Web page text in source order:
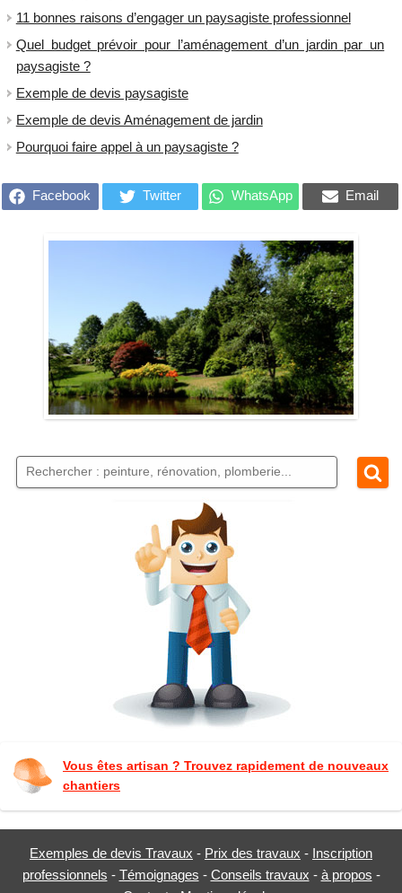
11 bonnes raisons d’engager un paysagiste professionnel
Quel budget prévoir pour l’aménagement d’un jardin par un
paysagiste ?
Exemple de devis paysagiste
Exemple de devis Aménagement de jardin
Pourquoi faire appel à un paysagiste ?
Facebook Twitter WhatsApp Email
Vous êtes artisan ? Trouvez rapidement de nouveaux
chantiers
Exemples de devis Travaux - Prix des travaux - Inscription
professionnels - Témoignages - Conseils travaux - à propos -